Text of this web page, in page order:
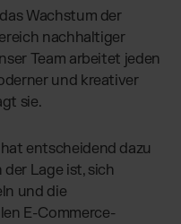
Wachstum der
nachhaltiger
Team arbeitet jeden
und kreativer
sie.
entscheidend dazu
Lage ist, sich
und die
E-Commerce-